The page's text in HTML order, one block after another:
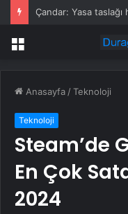
Çandar: Yasa taslağı
Menü
Anasayfa /Teknoloji
Teknoloji
Steam’de
En Çok
2024